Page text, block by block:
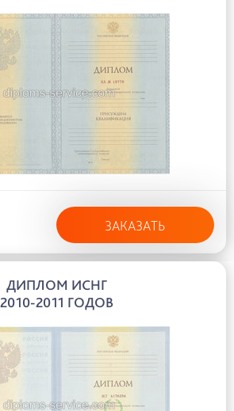
ЗАКАЗАТЬ
ДИПЛОМ ИСНГ
2010-2011 ГОДОВ